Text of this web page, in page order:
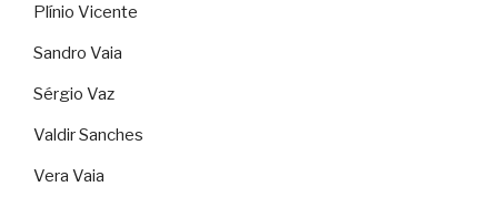
Plínio Vicente
Sandro Vaia
Sérgio Vaz
Valdir Sanches
Vera Vaia